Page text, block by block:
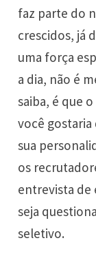
faz parte do
crescidos, já
uma força
a dia, não é
saiba, é que
você
sua
os
entrevista de
seja
seletivo.